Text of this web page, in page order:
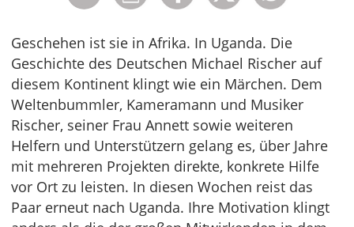
Geschehen ist sie in Afrika. In Uganda. Die
Geschichte des Deutschen Michael Rischer auf
diesem Kontinent klingt wie ein Märchen. Dem
Weltenbummler, Kameramann und Musiker
Rischer, seiner Frau Annett sowie weiteren
Helfern und Unterstützern gelang es, über Jahre
mit mehreren Projekten direkte, konkrete Hilfe
vor Ort zu leisten. In diesen Wochen reist das
Paar erneut nach Uganda. Ihre Motivation klingt